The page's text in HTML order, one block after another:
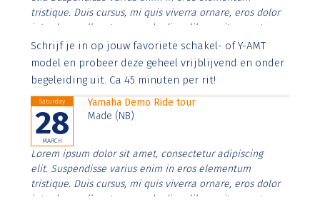
tristique. Duis cursus, mi quis viverra ornare, eros dolor
interdum nulla, ut commodo diam libero vitae erat.
Aenean faucibus nibh et justo cursus id rutrum lorem
imperdiet. Nunc ut sem vitae risus tristique posuere.
Schrijf je in op jouw favoriete schakel- of Y-AMT
model en probeer deze geheel vrijblijvend en onder
begeleiding uit. Ca 45 minuten per rit!
Saturday
28
MARCH
Yamaha Demo Ride tour
Made (NB)
Lorem ipsum dolor sit amet, consectetur adipiscing
elit. Suspendisse varius enim in eros elementum
tristique. Duis cursus, mi quis viverra ornare, eros dolor
interdum nulla, ut commodo diam libero vitae erat.